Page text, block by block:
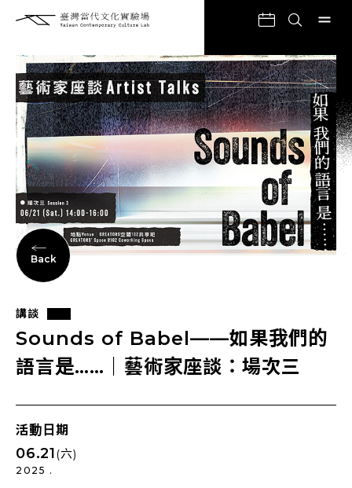
Back
講談
Sounds of Babel——如果我們的
語言是……｜藝術家座談：場次三
活動日期
06.21(六)
2025 .